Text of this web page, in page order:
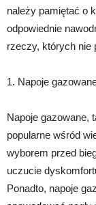
należy pamiętać o
odpowiednie
rzeczy, których nie
1. Napoje
Napoje gazowane,
popularne wśród
wyborem przed
uczucie
Ponadto, napoje